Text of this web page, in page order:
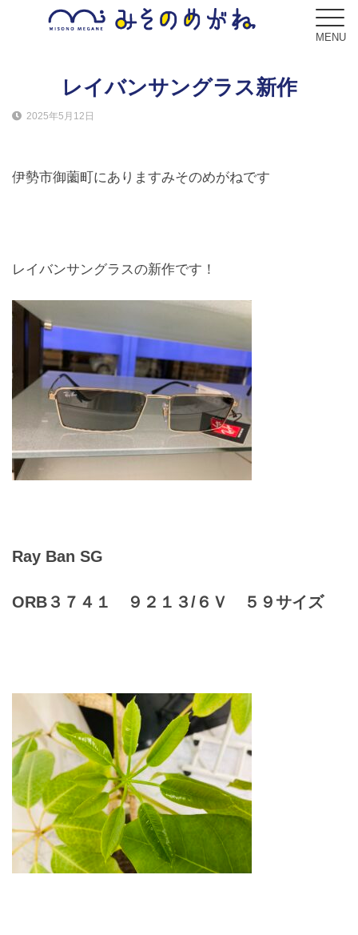
MENU
サービス
Service
フレーム
Frame
レンズ
キッズ
Kids
よくあるご質問
お問合せ
CONTACT
レイバンサングラス新作
2025年5月12日
伊勢市御薗町にありますみそのめがねです
レイバンサングラス️の新作です！
Ray Ban SG
ORB３７４１ ９２１３/６Ｖ ５９サイズ